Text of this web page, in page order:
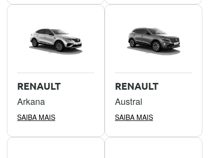
RENAULT
Arkana
SAIBA MAIS
RENAULT
Austral
SAIBA MAIS